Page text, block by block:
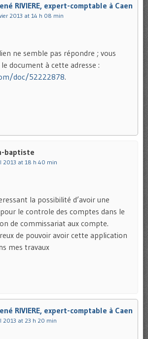
RIVIERE, expert-comptable à Caen
2013 at 14 h 08 min
ne semble pas répondre ; vous
document à cette adresse :
doc/52222878.
baptiste
2013 at 18 h 40 min
la possibilité d’avoir une
le controle des comptes dans le
de commissariat aux compte.
de pouvoir avoir cette application
mes travaux
RIVIERE, expert-comptable à Caen
2013 at 23 h 20 min